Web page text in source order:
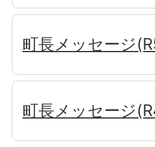
町長メッセージ
町長メッセージ